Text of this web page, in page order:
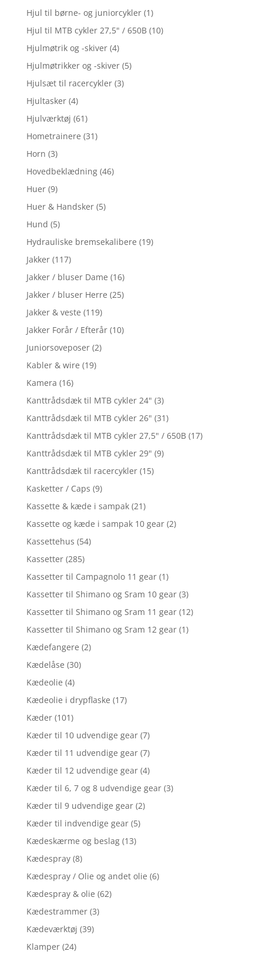
Hjul til børne- og juniorcykler (1)
Hjul til MTB cykler 27,5" / 650B (10)
Hjulmøtrik og -skiver (4)
Hjulmøtrikker og -skiver (5)
Hjulsæt til racercykler (3)
Hjultasker (4)
Hjulværktøj (61)
Hometrainere (31)
Horn (3)
Hovedbeklædning (46)
Huer (9)
Huer & Handsker (5)
Hund (5)
Hydrauliske bremsekalibere (19)
Jakker (117)
Jakker / bluser Dame (16)
Jakker / bluser Herre (25)
Jakker & veste (119)
Jakker Forår / Efterår (10)
Juniorsoveposer (2)
Kabler & wire (19)
Kamera (16)
Kanttrådsdæk til MTB cykler 24" (3)
Kanttrådsdæk til MTB cykler 26" (31)
Kanttrådsdæk til MTB cykler 27,5" / 650B (17)
Kanttrådsdæk til MTB cykler 29" (9)
Kanttrådsdæk til racercykler (15)
Kasketter / Caps (9)
Kassette & kæde i sampak (21)
Kassette og kæde i sampak 10 gear (2)
Kassettehus (54)
Kassetter (285)
Kassetter til Campagnolo 11 gear (1)
Kassetter til Shimano og Sram 10 gear (3)
Kassetter til Shimano og Sram 11 gear (12)
Kassetter til Shimano og Sram 12 gear (1)
Kædefangere (2)
Kædelåse (30)
Kædeolie (4)
Kædeolie i drypflaske (17)
Kæder (101)
Kæder til 10 udvendige gear (7)
Kæder til 11 udvendige gear (7)
Kæder til 12 udvendige gear (4)
Kæder til 6, 7 og 8 udvendige gear (3)
Kæder til 9 udvendige gear (2)
Kæder til indvendige gear (5)
Kædeskærme og beslag (13)
Kædespray (8)
Kædespray / Olie og andet olie (6)
Kædespray & olie (62)
Kædestrammer (3)
Kædeværktøj (39)
Klamper (24)